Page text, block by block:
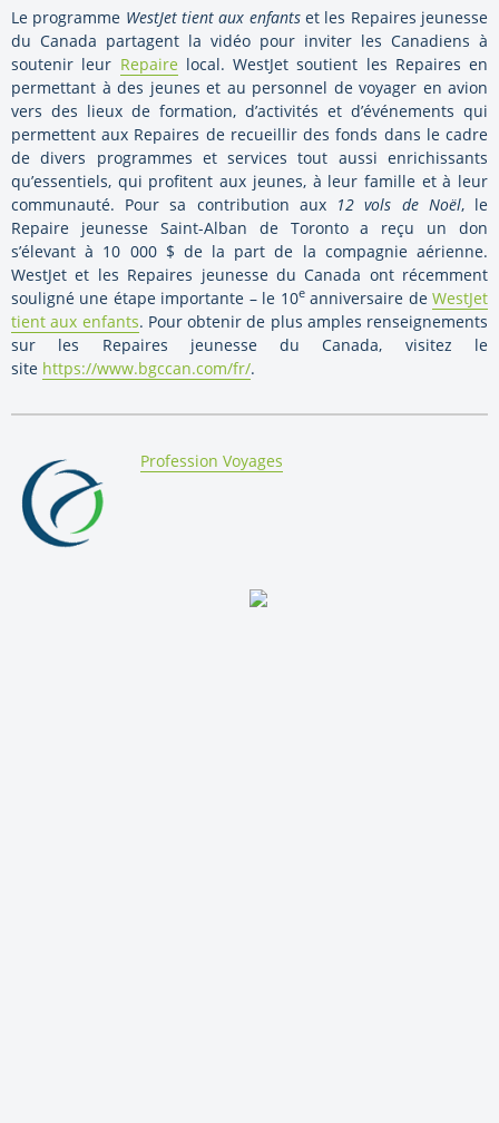
Le programme WestJet tient aux enfantset les Repaires jeunesse
du Canada partagent la vidéo pour inviter les Canadiens à
soutenir leur Repaire local. WestJet soutient les Repaires en
permettant à des jeunes et au personnel de voyager en avion
vers des lieux de formation, d’activités et d’événements qui
permettent aux Repaires de recueillir des fonds dans le cadre
de divers programmes et services tout aussi enrichissants
qu’essentiels, qui profitent aux jeunes, à leur famille et à leur
communauté. Pour sa contribution aux 12 vols de Noël, le
Repaire jeunesse Saint-Alban de Torontoa reçu un don
s’élevant à 10 000 $ de la part de la compagnie aérienne.
WestJet et les Repaires jeunesse duCanada ont récemment
souligné une étape importante – le 10eanniversaire deWestJet
tient aux enfants. Pour obtenir de plus amples renseignements
sur les Repaires jeunesse duCanada, visitez le
site https://www.bgccan.com/fr/.
By:
Profession Voyages